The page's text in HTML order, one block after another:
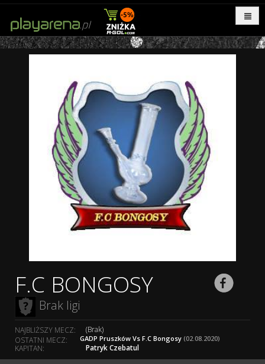
F.C BONGOSY
Brak ligi
NAJBLIŻSZY MECZ:
(Brak)
OSTATNI MECZ:
GADP Pruszków Vs F.C Bongosy (02.08.2020)
KAPITAN: Patryk Czebatul